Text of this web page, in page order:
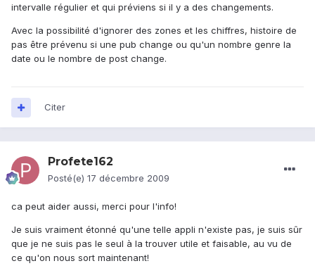
intervalle régulier et qui préviens si il y a des changements.
Avec la possibilité d'ignorer des zones et les chiffres, histoire de
pas être prévenu si une pub change ou qu'un nombre genre la
date ou le nombre de post change.
Citer
Profete162
Posté(e) 17 décembre 2009
ca peut aider aussi, merci pour l'info!
Je suis vraiment étonné qu'une telle appli n'existe pas, je suis sûr
que je ne suis pas le seul à la trouver utile et faisable, au vu de
ce qu'on nous sort maintenant!